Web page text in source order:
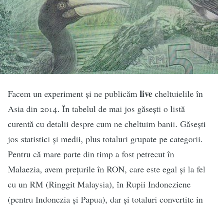
Facem un experiment și ne publicăm live cheltuielile în
Asia din 2014. În tabelul de mai jos găsești o listă
curentă cu detalii despre cum ne cheltuim banii. Găsești
jos statistici și medii, plus totaluri grupate pe categorii.
Pentru că mare parte din timp a fost petrecut în
Malaezia, avem prețurile în RON, care este egal și la fel
cu un RM (Ringgit Malaysia), în Rupii Indoneziene
(pentru Indonezia și Papua), dar și totaluri convertite in